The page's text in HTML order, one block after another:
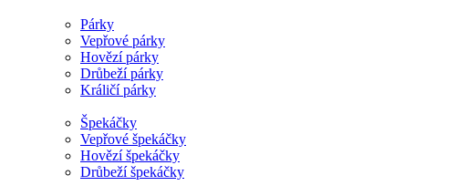
Párky
Vepřové párky
Hovězí párky
Drůbeží párky
Králičí párky
Špekáčky
Vepřové špekáčky
Hovězí špekáčky
Drůbeží špekáčky